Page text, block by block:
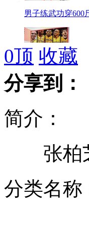
男子练武功穿600
NBA：湖人得霍
老人街头倒地无人
0顶 收藏
分享到：
简介：
张柏芝
分类名称